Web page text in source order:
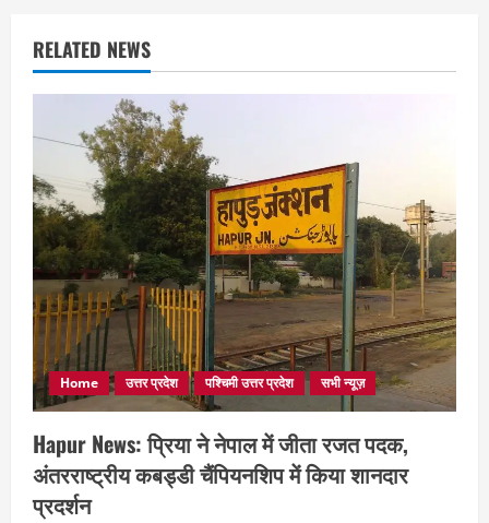
RELATED NEWS
Home उत्तर प्रदेश पश्चिमी उत्तर प्रदेश सभी न्यूज़
Hapur News: प्रिया ने नेपाल में जीता रजत पदक,
अंतरराष्ट्रीय कबड्डी चैंपियनशिप में किया शानदार
प्रदर्शन